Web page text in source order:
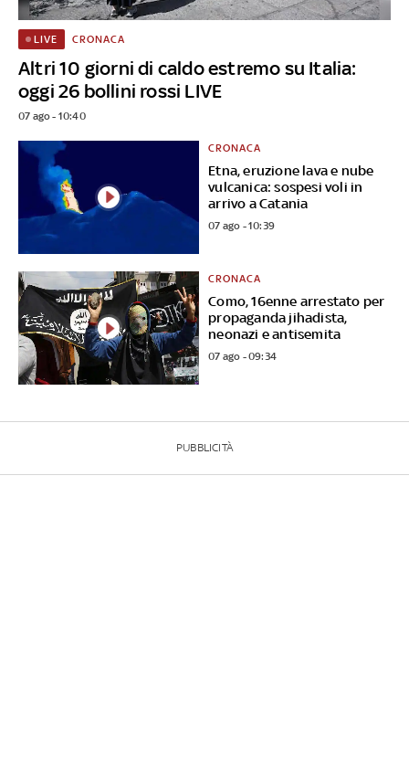
Altri 10 giorni di caldo estremo su Italia:
oggi 26 bollini rossi LIVE
LIVE CRONACA
07 ago - 10:40
Etna, eruzione lava e nube
vulcanica: sospesi voli in
arrivo a Catania
CRONACA
07 ago - 10:39
Como, 16enne arrestato per
propaganda jihadista,
neonazi e antisemita
CRONACA
07 ago - 09:34
PUBBLICITÀ